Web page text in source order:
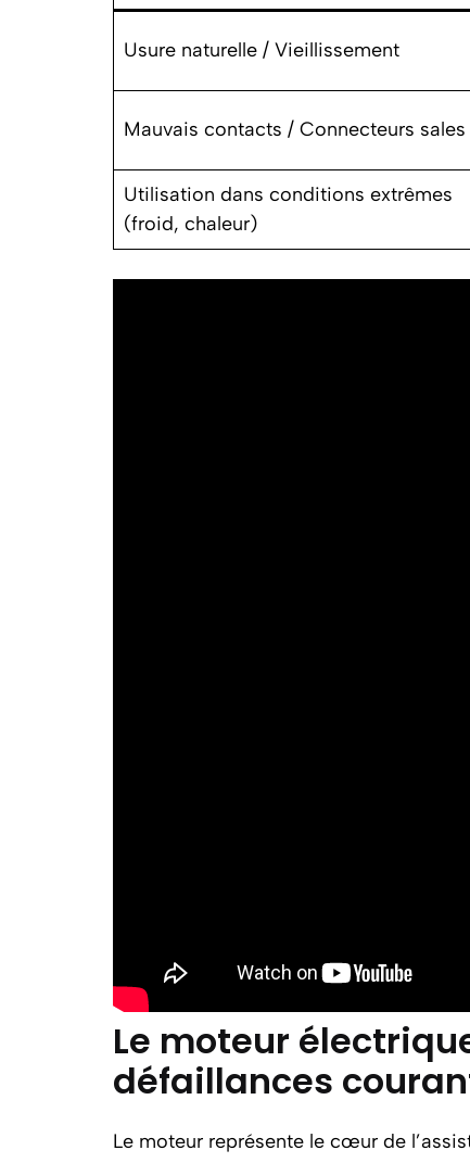
Usure naturelle / Vieillissement
Mauvais contacts / Connecteurs sales
Utilisation dans conditions extrêmes
(froid, chaleur)
Le moteur
défaillances
Le moteur représente le cœur de